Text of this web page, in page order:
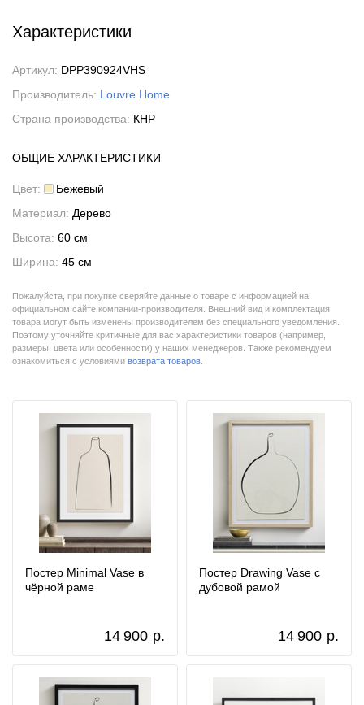
Характеристики
Артикул: DPP390924VHS
Производитель: Louvre Home
Страна производства: КНР
ОБЩИЕ ХАРАКТЕРИСТИКИ
Цвет:
Бежевый
Материал: Дерево
Высота: 60 см
Ширина: 45 см
Пожалуйста, при покупке сверяйте данные о товаре с информацией на
официальном сайте компании-производителя. Внешний вид и комплектация
товара могут быть изменены производителем без специального уведомления.
Поэтому уточняйте критичные для вас характеристики товаров (например,
размеры, цвета или особенности) у наших менеджеров. Также рекомендуем
ознакомиться с условиями возврата товаров
Постер Minimal Vase в
чёрной раме
14 900 р.
Постер Drawing Vase с
дубовой рамой
14 900 р.